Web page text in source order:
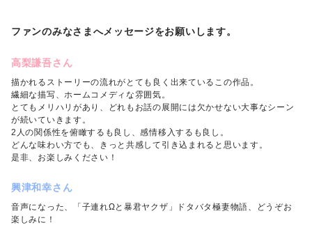
ファンのみなさまへメッセージをお願いします。
高梨謙吾さん
描かれるストーリーの流れがとても良く出来ているこの作品。
繊細な描写、ホームコメディな雰囲気。
とてもメリハリがあり、どれもお話の展開には欠かせない大事なシーン
が続いていきます。
2人の関係性を俯瞰するも良し、感情移入するも良し。
どんな味わい方でも、きっと共感して引き込まれると思います。
是非、お楽しみください！
興津和幸さん
音声になった、「子連れΩと暴君ヤクザ」ドタバタ極妻物語、どうぞお
楽しみに！